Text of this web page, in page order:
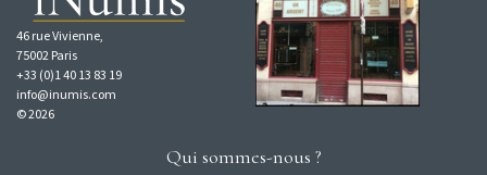
46 rue Vivienne,
75002 Paris
+33 (0)1 40 13 83 19
info@inumis.com
© 2026
Qui sommes-nous ?